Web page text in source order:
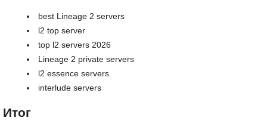
best Lineage 2 servers
l2 top server
top l2 servers 2026
Lineage 2 private servers
l2 essence servers
interlude servers
Итог